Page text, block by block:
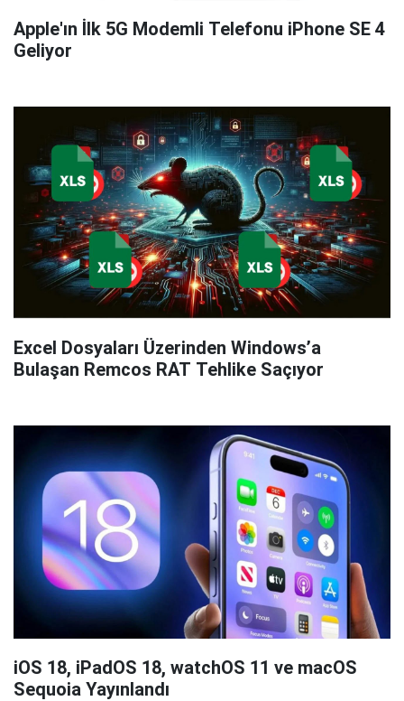
Apple'ın İlk 5G Modemli Telefonu iPhone SE 4
Geliyor
Excel Dosyaları Üzerinden Windows’a
Bulaşan Remcos RAT Tehlike Saçıyor
iOS 18, iPadOS 18, watchOS 11 ve macOS
Sequoia Yayınlandı